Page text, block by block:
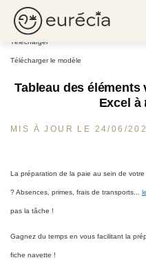
Eurécia
Tableau des éléments variables de paie :
Télécharger
Télécharger le modèle
Tableau des éléments
Excel à
MIS À JOUR LE 24/06/
La préparation de la paie au sein de
? Absences, primes, frais de transports...
pas la tâche !
Gagnez du temps en vous facilitant la
fiche navette !